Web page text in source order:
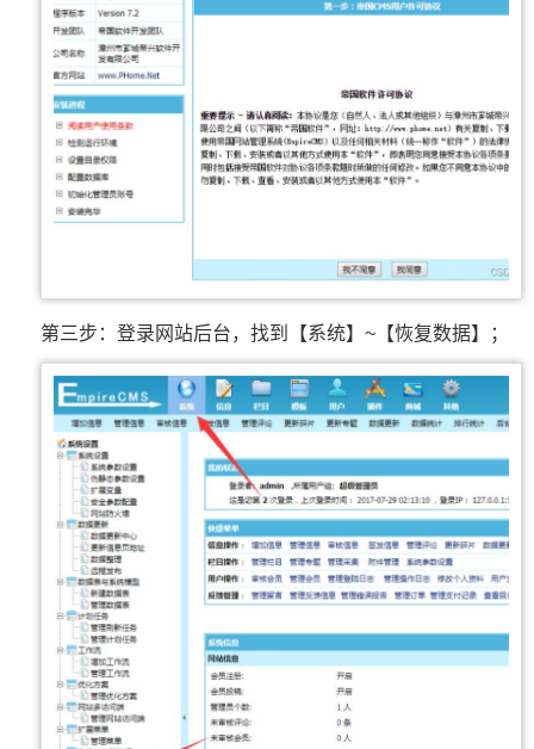
第三步：登录网站后台，找到【系统】~【恢复数据】；